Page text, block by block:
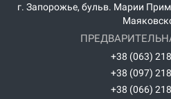
г. Запорожье, бульв. Марии
+38 (063)
+38 (097)
+38 (066)